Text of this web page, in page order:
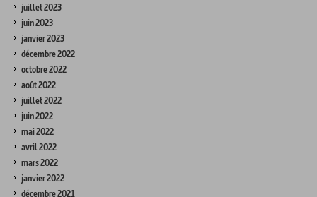
juillet 2023
juin 2023
janvier 2023
décembre 2022
octobre 2022
août 2022
juillet 2022
juin 2022
mai 2022
avril 2022
mars 2022
janvier 2022
décembre 2021